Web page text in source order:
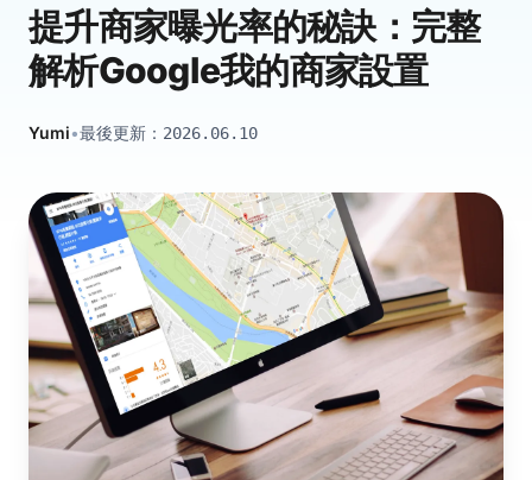
提升商家曝光率的秘訣：完整
解析Google我的商家設置
Yumi•最後更新： 2026.06.10